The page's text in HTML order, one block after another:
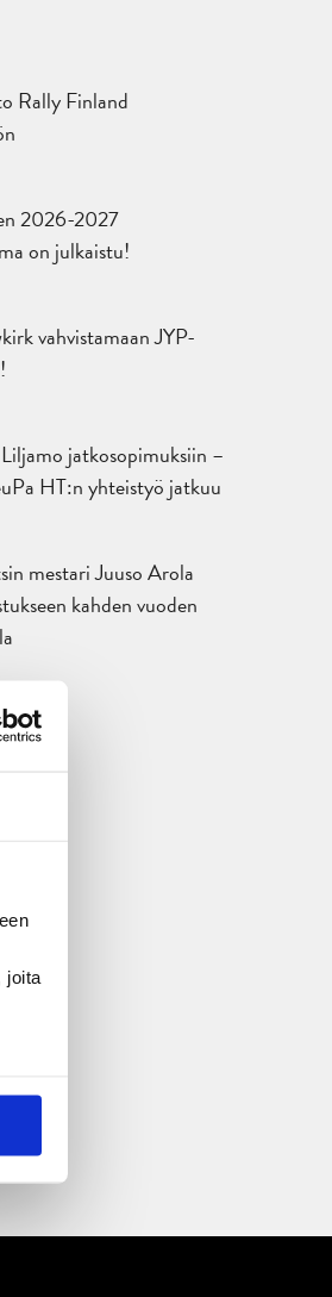
joita
Rally Finland
2026-2027
on julkaistu!
vahvistamaan JYP-
jatkosopimuksiin –
HT:n yhteistyö jatkuu
mestari Juuso Arola
kahden vuoden